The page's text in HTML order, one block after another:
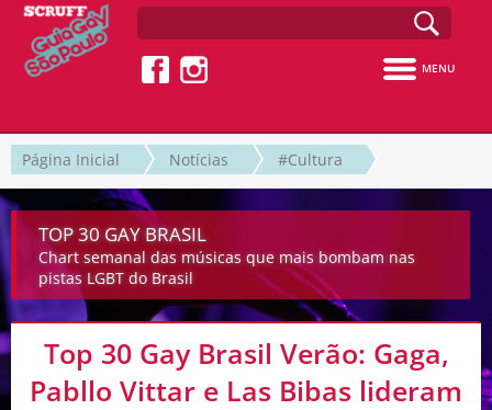
MENU
Página Inicial Notícias #Cultura
TOP 30 GAY BRASIL
Chart semanal das músicas que mais bombam nas
pistas LGBT do Brasil
Top 30 Gay Brasil Verão: Gaga,
Pabllo Vittar e Las Bibas lideram